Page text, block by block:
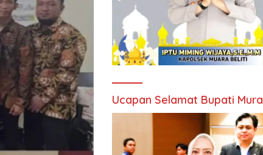
Ucapan Selamat Bupati Mura